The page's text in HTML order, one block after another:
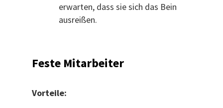
erwarten, dass sie sich das Bein
ausreißen.
Feste Mitarbeiter
Vorteile: